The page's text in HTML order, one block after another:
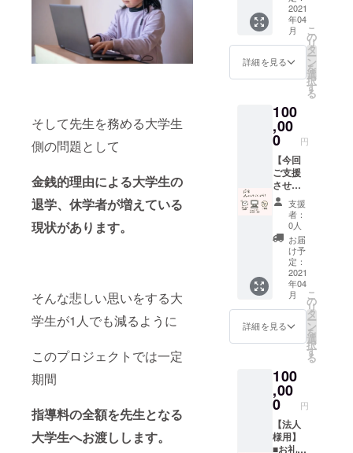
そして先生を務める大学生
側の問題として
金銭的理由による大学生の
退学、休学者が増えている
現状があります。
そんな悲しい思いをする大
学生が1人でも減るように
このプロジェクトでは一定
期間
指導料の全額を先生となる
大学生へお渡しします。
報につ
きまし
ては送
を持っ
て削除
ます。
※領収書
の発行
をご希
望され
る方
は、そ
の旨ご
記載く
ださ
い。 ※
支援
時、必
ず備考
欄にご
希望の
入くだ
さい。
ム）の
記入を
お願い
・もし
お礼動
ル等不
要な場
合はお
手数で
はござ
います
が、そ
の旨ご
記載く
ださ
い。 ※
領収書
の発行
をご希
望され
る方
の旨ご
記載く
支援
時、必
ず備考
欄にご
希望の
お名前
ぶりで
す。お
元気で
今年こ
そお会
うに。
②いつ
もあり
ござい
ます。
お互い
健康に
は気を
つけま
しょ
う。 ③
お好き
なメッ
セージ
を30文
にて備
考内へ
い。 追
加メッ
セージ
望の方
は20文
だいて
いる 園
山先生
の作品
を印刷
す！ 写
真内よ
りご希
望の種
類の番
号を備
考へご
記入く
ださ
い。 ■
注意 ・
クラウ
ドファ
ンディ
ング終
了後、
登録し
ていた
アドレ
スにお
送りし
ます。
・作品
の送付
からお
礼の
メッ
セージ
動画 ご
メール
■詳細
・オリ
ジナル
につき
まして
は、今
回プロ
ジェク
トへ賛
同いた
だいて
いる園
山先生
の直筆
の作品
になり
ます！
ファン
ディン
グ終了
後、登
録して
いただ
お礼
メー
ル】 ■
内容 園
山先生
直筆の
作品１
レーム
とセッ
トでお
送りい
たしま
す。 今
回のプ
ロジェ
クトメ
ンバー
からお
礼の
メッ
セージ
動画 ご
支援者
様へお
礼の
メール
■詳細
プロ
ジェク
トへ賛
同いた
だいて
いる 園
山先生
2021
年04
月
詳細を見る
こ
の
リ
タ
ー
ン
を
選
択
す
る
100
,00
0 円
【今回
ご支援
させて
頂いた
生徒、
学生・
プロ
ジェク
トメン
バーよ
りご支
援者様
へ直筆
の手
紙・
メッ
動画・
お礼
メー
ル】
【ソロ
ルホー
ムペー
支援
者：
0人
お届
け予
定：
2021
年04
月
詳細を見る
こ
の
リ
タ
ー
ン
を
選
択
す
る
100
,00
0 円
【法人
様用】
■お礼